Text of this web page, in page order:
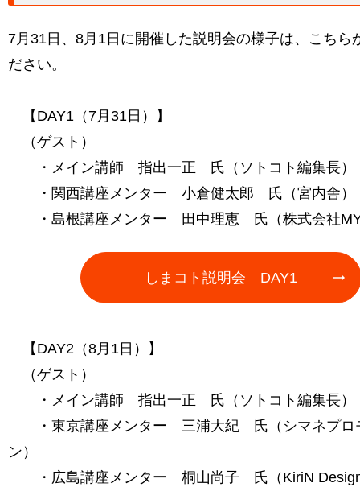
7月31日、8月1日に開催した説明会の様子は、こちら
ださい。
【DAY1（7月31日）】
（ゲスト）
・メイン講師 指出一正 氏（ソトコト編集長）
・関西講座メンター 小倉健太郎 氏（宮内舎）
・島根講座メンター 田中理恵 氏（株式会社
しまコト説明会 DAY1
【DAY2（8月1日）】
（ゲスト）
・メイン講師 指出一正 氏（ソトコト編集長）
・東京講座メンター 三浦大紀 氏（シマネプロ
ン）
・広島講座メンター 桐山尚子 氏（KiriN